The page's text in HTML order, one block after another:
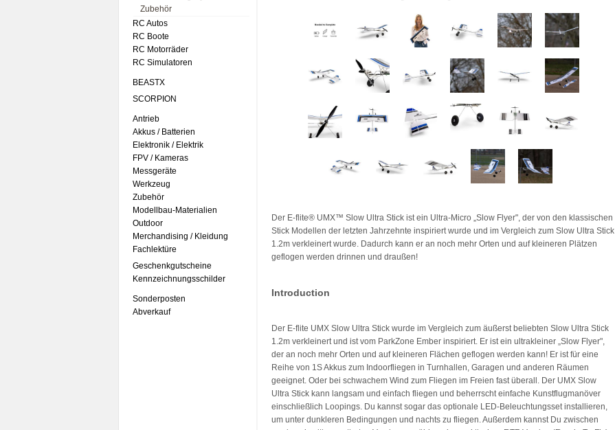
Zubehör
RC Autos
RC Boote
RC Motorräder
RC Simulatoren
BEASTX
SCORPION
Antrieb
Akkus / Batterien
Elektronik / Elektrik
FPV / Kameras
Messgeräte
Werkzeug
Zubehör
Modellbau-Materialien
Outdoor
Merchandising / Kleidung
Fachlektüre
Geschenkgutscheine
Kennzeichnungsschilder
Sonderposten
Abverkauf
Der E-flite® UMX™ Slow Ultra Stick ist ein Ultra-Micro „Slow Flyer", der von den klassischen
Stick Modellen der letzten Jahrzehnte inspiriert wurde und im Vergleich zum Slow Ultra Stick
1.2m verkleinert wurde. Dadurch kann er an noch mehr Orten und auf kleineren Plätzen
geflogen werden drinnen und draußen!
Introduction
Der E-flite UMX Slow Ultra Stick wurde im Vergleich zum äußerst beliebten Slow Ultra Stick
1.2m verkleinert und ist vom ParkZone Ember inspiriert. Er ist ein ultrakleiner „Slow Flyer",
der an noch mehr Orten und auf kleineren Flächen geflogen werden kann! Er ist für eine
Reihe von 1S Akkus zum Indoorfliegen in Turnhallen, Garagen und anderen Räumen
geeignet. Oder bei schwachem Wind zum Fliegen im Freien fast überall. Der UMX Slow
Ultra Stick kann langsam und einfach fliegen und beherrscht einfache Kunstflugmanöver
einschließlich Loopings. Du kannst sogar das optionale LED-Beleuchtungsset installieren,
um unter dunkleren Bedingungen und nachts zu fliegen. Außerdem kannst Du zwischen